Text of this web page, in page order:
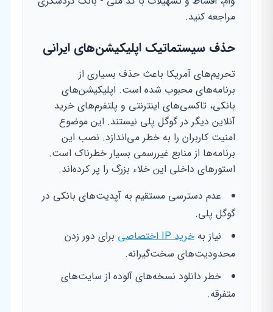
مراجعه کنید.
حذف سیستماتیک اپلیکیشن‌های ایرانی
تحریم‌های آمریکا باعث حذف بسیاری از
برنامه‌های محبوب شده است. اپلیکیشن‌های
بانکی، تاکسی‌های اینترنتی و پلتفرم‌های خرید
آنلاین دیگر در گوگل پلی نیستند. این موضوع
امنیت کاربران را به خطر می‌اندازد. نصب این
برنامه‌ها از منابع غیررسمی بسیار خطرناک است.
استورهای داخلی این خلاء بزرگ را پر کرده‌اند.
عدم دسترسی مستقیم به آپدیت‌های بانکی در
گوگل پلی.
نیاز به خرید IP اختصاصی
برای دور زدن
محدودیت‌های سخت‌گیرانه.
خطر دانلود نسخه‌های آلوده از سایت‌های
متفرقه.